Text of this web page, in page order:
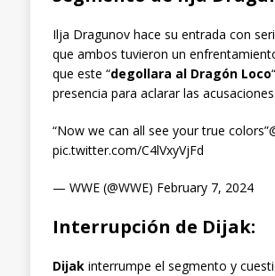
Ilja Dragunov hace su entrada con
que ambos tuvieron un
que este “degollara al Dragón Loco
presencia para aclarar las acusaciones.
“Now we can all see your true
pic.twitter.com/C4lVxyVjFd
— WWE (@WWE) February 7, 2024
Interrupción de Dijak:
Dijakinterrumpe el segmento y